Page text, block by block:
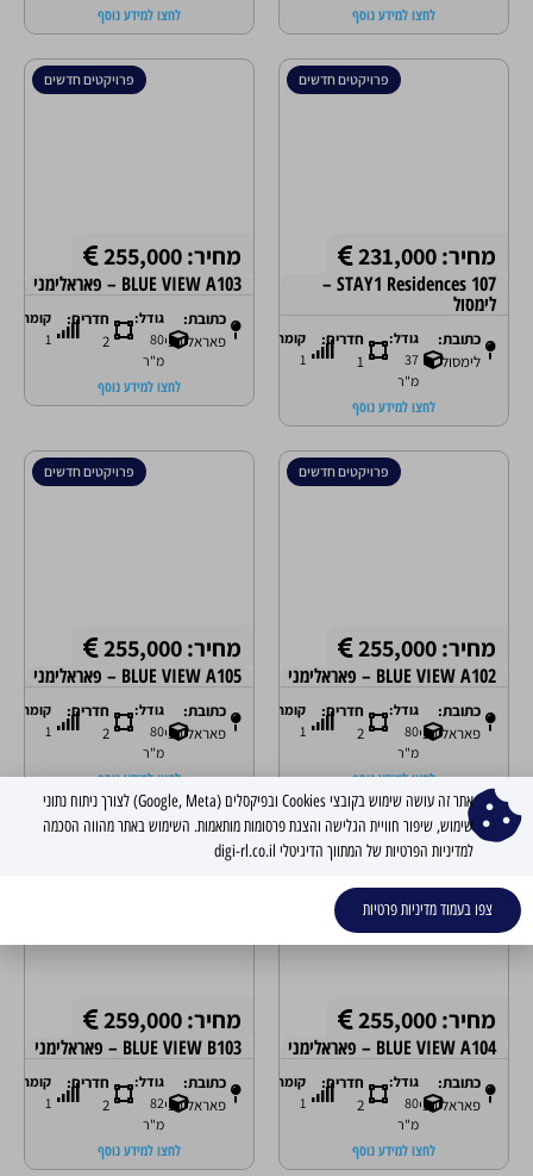
לחצו למידע נוסף לחצו למידע נוסף
פרויקטים חדשים
מחיר: 231,000
STAY1 Residences 107 –
לימסול
כתובת:
לימסול
גודל:
37
מ"ר
חדרים:
1
קומה:
1
לחצו למידע נוסף
פרויקטים חדשים
מחיר: 255,000
BLUE VIEW A103 – פאראלימני
כתובת:
פאראלימני
גודל:
80
מ"ר
חדרים:
2
קומה:
1
לחצו למידע נוסף
פרויקטים חדשים
מחיר: 255,000
BLUE VIEW A102 – פאראלימני
כתובת:
פאראלימני
גודל:
80
מ"ר
חדרים:
2
קומה:
1
לחצו למידע נוסף
פרויקטים חדשים
מחיר: 255,000
BLUE VIEW A105 – פאראלימני
כתובת:
פאראלימני
גודל:
80
מ"ר
חדרים:
2
קומה:
1
לחצו למידע נוסף
פרויקטים חדשים
מחיר: 255,000
BLUE VIEW A104 – פאראלימני
כתובת:
פאראלימני
גודל:
80
מ"ר
חדרים:
2
קומה:
1
לחצו למידע נוסף
מחיר: 259,000
BLUE VIEW B103 – פאראלימני
כתובת:
פאראלימני
גודל:
82
מ"ר
חדרים:
2
קומה:
1
לחצו למידע נוסף
אתר זה עושה שימוש בקובצי Cookies ובפיקסלים (Google, Meta) לצורך ניתוח נתוני
שימוש, שיפור חוויית הגלישה והצגת פרסומות מותאמות. השימוש באתר מהווה הסכמה
למדיניות הפרטיות של המתווך הדיגיטלי digi-rl.co.il
צפו בעמוד מדיניות פרטיות